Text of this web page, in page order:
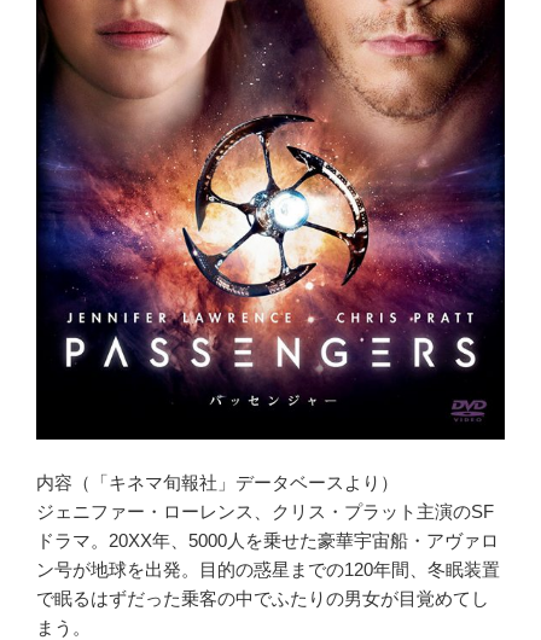
内容（「キネマ旬報社」データベースより）
ジェニファー・ローレンス、クリス・プラット主演のSF
ドラマ。20XX年、5000人を乗せた豪華宇宙船・アヴァロ
ン号が地球を出発。目的の惑星までの120年間、冬眠装置
で眠るはずだった乗客の中でふたりの男女が目覚めてし
まう。